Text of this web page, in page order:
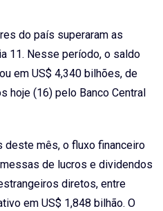
do país superaram as
11. Nesse período, o saldo
em US$ 4,340 bilhões, de
hoje (16) pelo Banco Central
deste mês, o fluxo financeiro
de lucros e dividendos
diretos, entre
em US$ 1,848 bilhão. O